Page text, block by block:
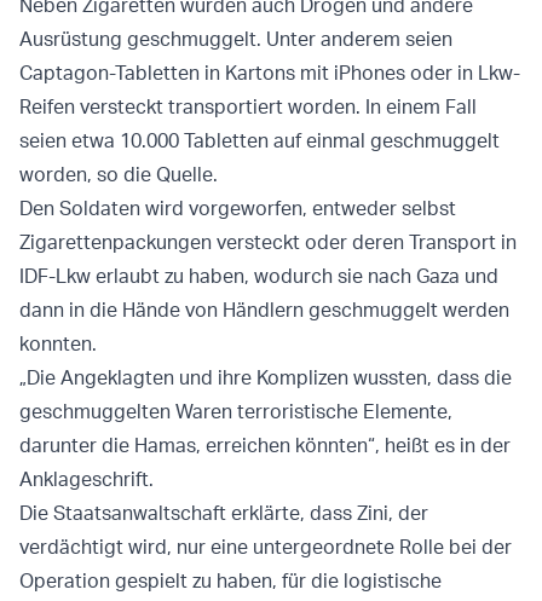
Neben Zigaretten wurden auch Drogen und andere
Ausrüstung geschmuggelt. Unter anderem seien
Captagon-Tabletten in Kartons mit iPhones oder in Lkw-
Reifen versteckt transportiert worden. In einem Fall
seien etwa 10.000 Tabletten auf einmal geschmuggelt
worden, so die Quelle.
Den Soldaten wird vorgeworfen, entweder selbst
Zigarettenpackungen versteckt oder deren Transport in
IDF-Lkw erlaubt zu haben, wodurch sie nach Gaza und
dann in die Hände von Händlern geschmuggelt werden
konnten.
„Die Angeklagten und ihre Komplizen wussten, dass die
geschmuggelten Waren terroristische Elemente,
darunter die Hamas, erreichen könnten“, heißt es in der
Anklageschrift.
Die Staatsanwaltschaft erklärte, dass Zini, der
verdächtigt wird, nur eine untergeordnete Rolle bei der
Operation gespielt zu haben, für die logistische